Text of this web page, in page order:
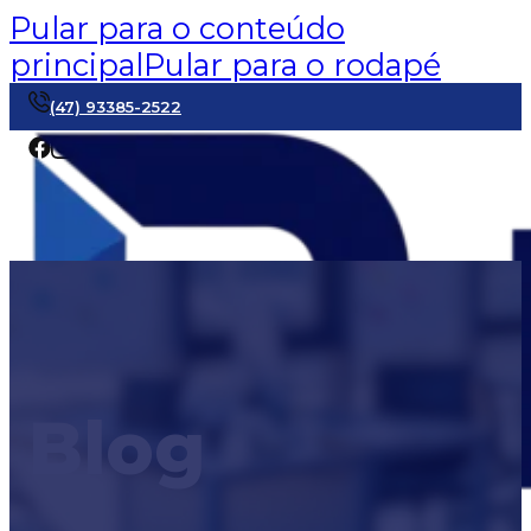
Pular para o conteúdo
principalPular para o rodapé
(47) 93385-2522
Blog